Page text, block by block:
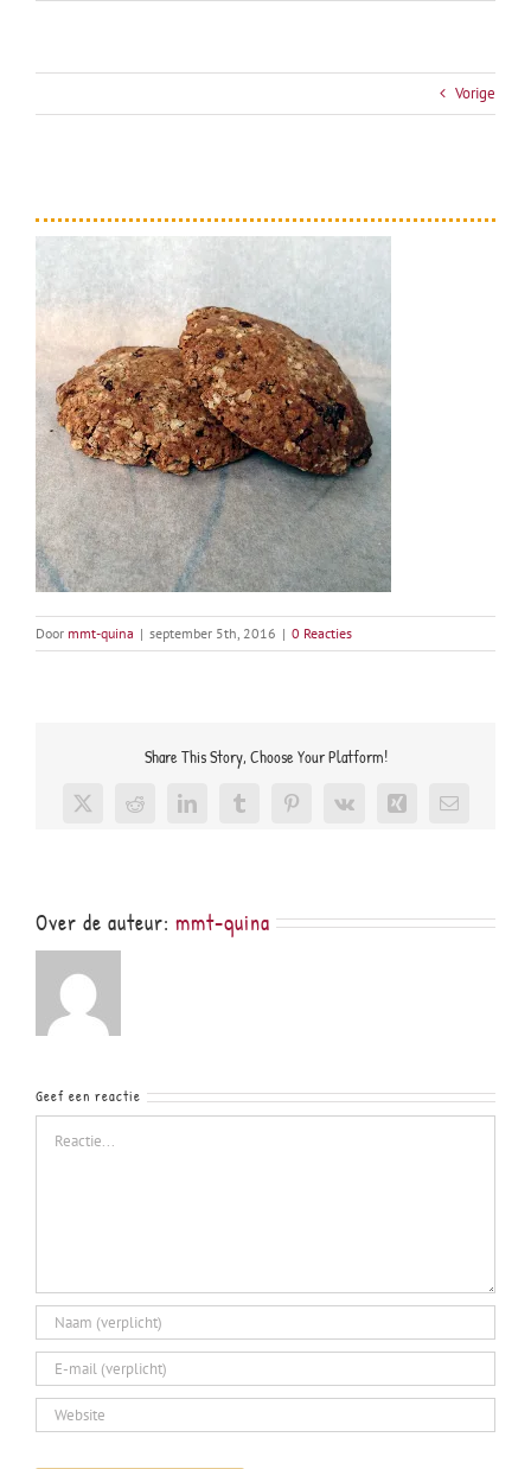
Vorige
Door mmt-quina | september 5th, 2016 | 0 Reacties
Share This Story, Choose Your Platform!
X RedditLinkedInTumblrPinterest
Vk Xing
E-
Over de auteur: mmt-quina
Geef een reactie